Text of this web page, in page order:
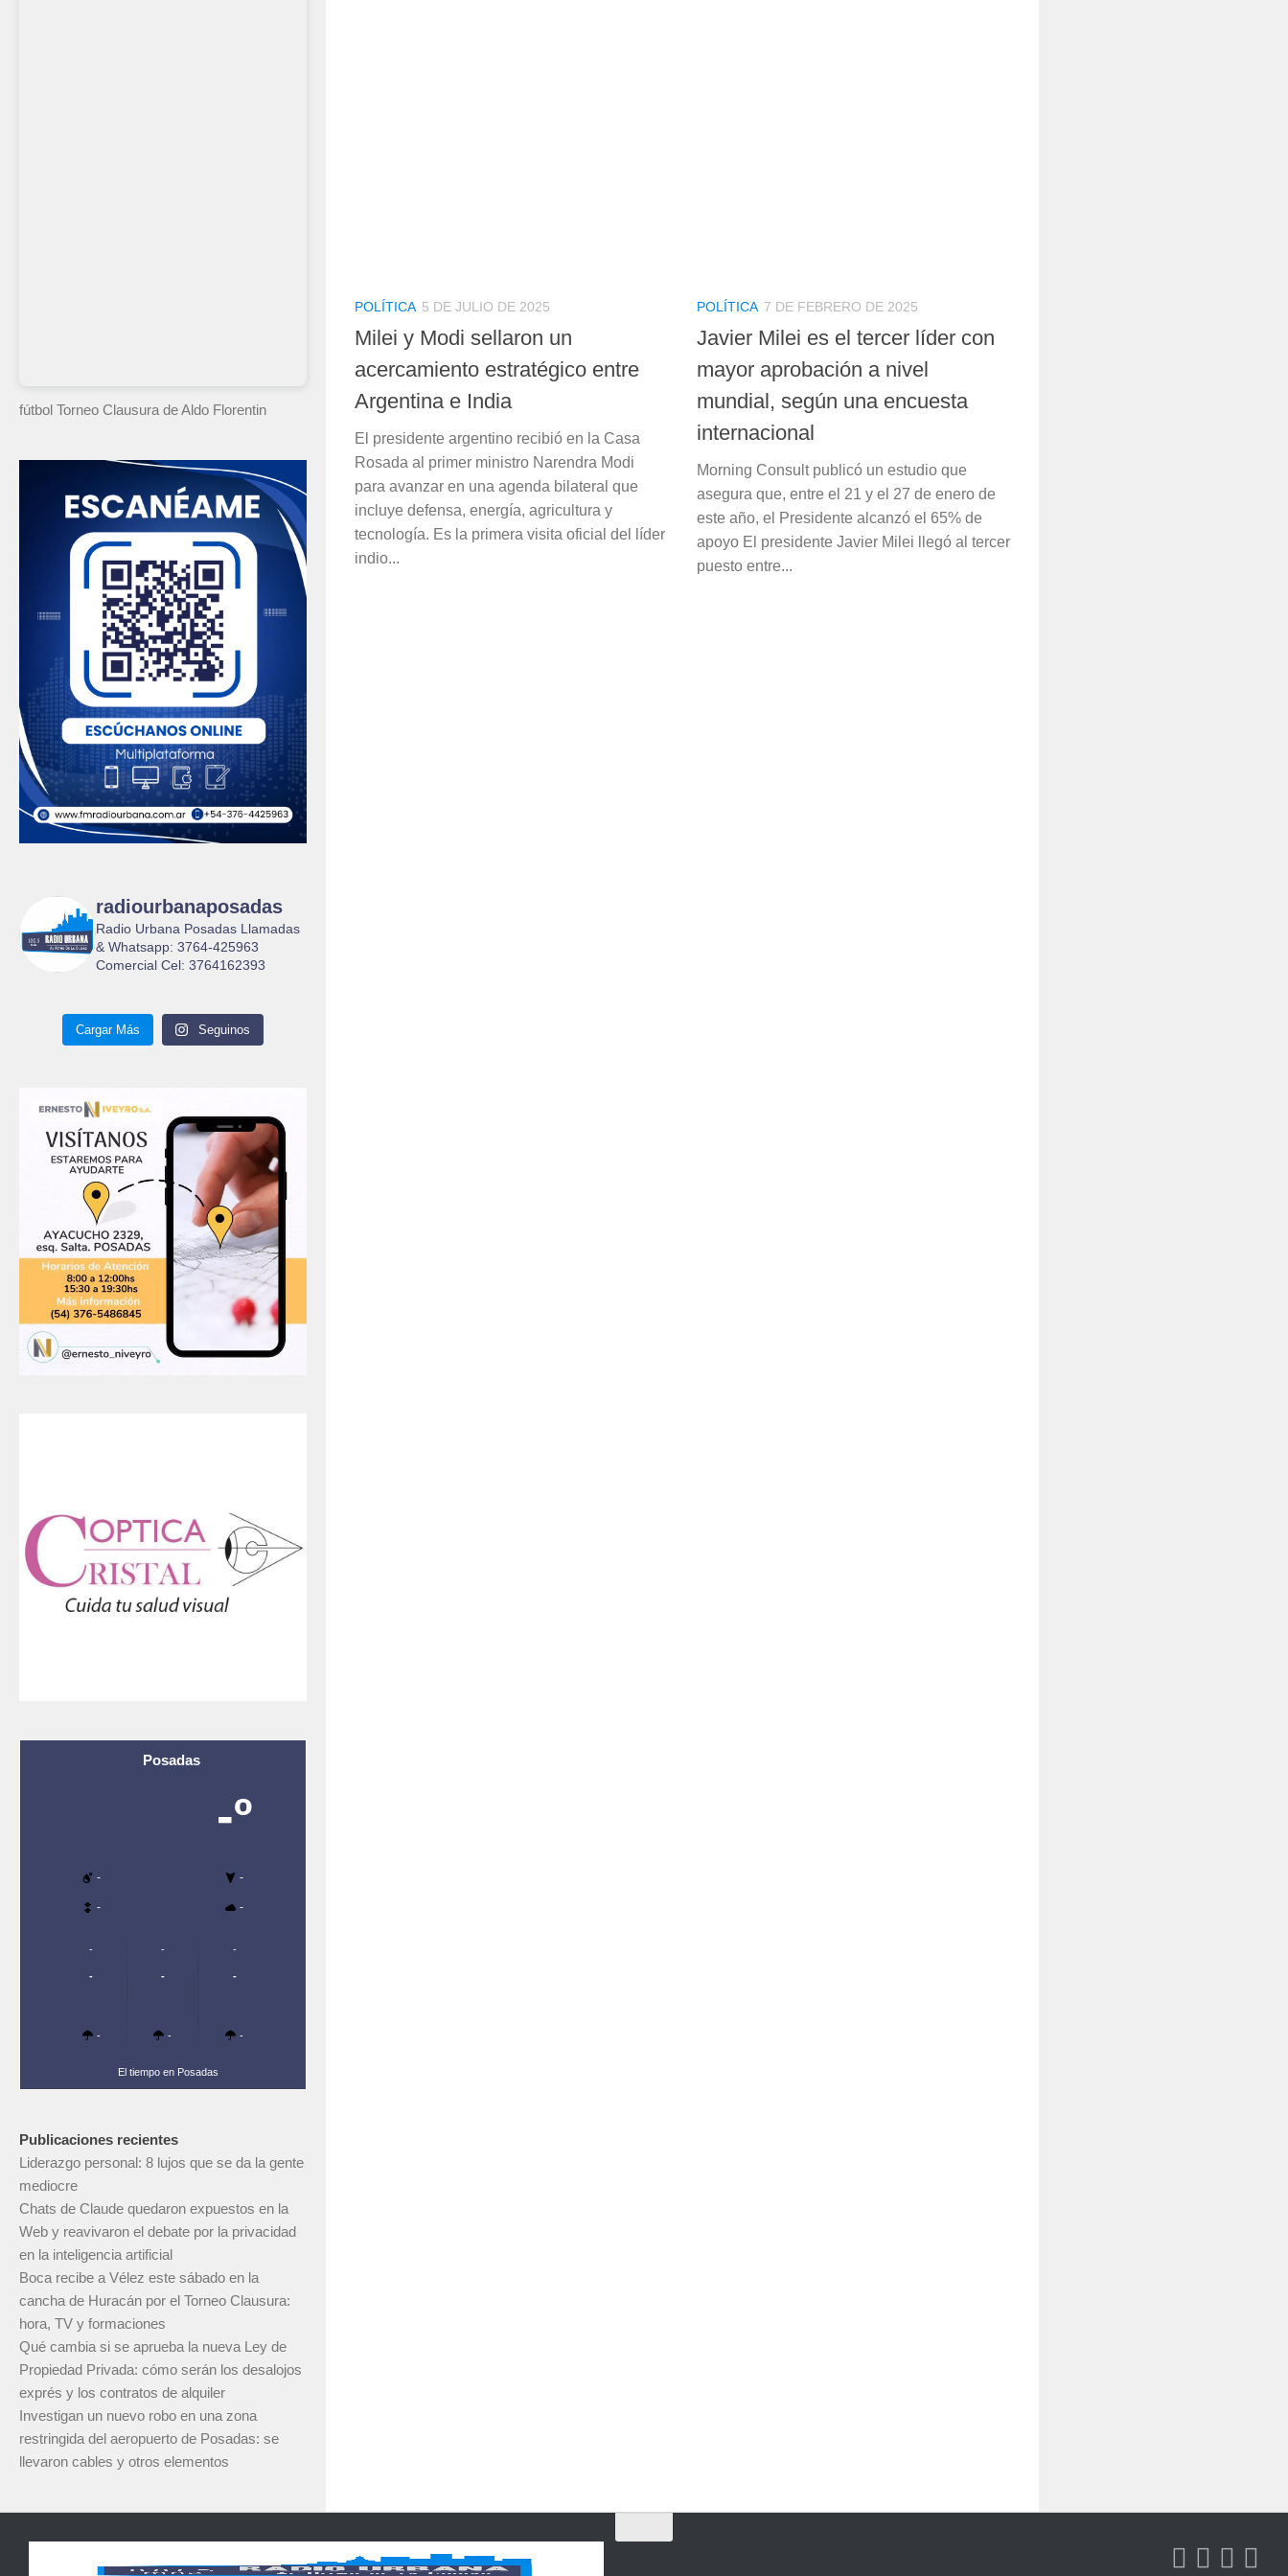
POLÍTICA 5 DE JULIO DE 2025
Milei y Modi sellaron un
acercamiento estratégico entre
Argentina e India
El presidente argentino recibió en la Casa
Rosada al primer ministro Narendra Modi
para avanzar en una agenda bilateral que
incluye defensa, energía, agricultura y
tecnología. Es la primera visita oficial del líder
indio...
POLÍTICA 7 DE FEBRERO DE 2025
Javier Milei es el tercer líder con
mayor aprobación a nivel
mundial, según una encuesta
internacional
Morning Consult publicó un estudio que
asegura que, entre el 21 y el 27 de enero de
este año, el Presidente alcanzó el 65% de
apoyo El presidente Javier Milei llegó al tercer
puesto entre...
fútbol Torneo Clausurade Aldo Florentin
radiourbanaposadas
Radio Urbana Posadas Llamadas
& Whatsapp: 3764-425963
Comercial Cel: 3764162393
Cargar Más Seguinos
Posadas
-º
- -
- -
-
-
-
-
-
-
-
-
-
El tiempo en Posadas
Publicaciones recientes
Liderazgo personal: 8 lujos que se da la gente
mediocre
Chats de Claude quedaron expuestos en la
Web y reavivaron el debate por la privacidad
en la inteligencia artificial
Boca recibe a Vélez este sábado en la
cancha de Huracán por el Torneo Clausura:
hora, TV y formaciones
Qué cambia si se aprueba la nueva Ley de
Propiedad Privada: cómo serán los desalojos
exprés y los contratos de alquiler
Investigan un nuevo robo en una zona
restringida del aeropuerto de Posadas: se
llevaron cables y otros elementos